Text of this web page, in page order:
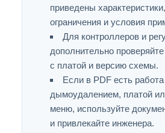
приведены
ограничения и условия
Для контроллеров и
дополнительно
с платой и версию схемы.
Если в PDF есть
дымоудалением, платой
меню, используйте
и привлекайте инженера.